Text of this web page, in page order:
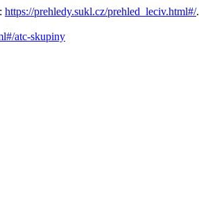
https://prehledy.sukl.cz/prehled_leciv.html#/.
atc-skupiny